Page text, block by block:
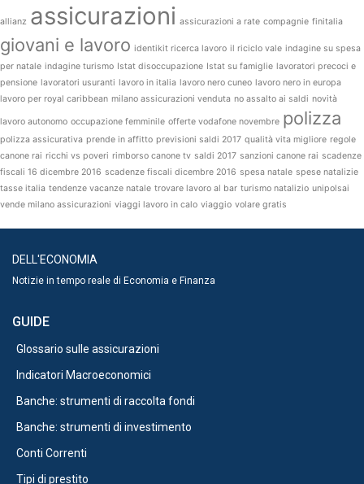
allianz assicurazioni assicurazioni a rate compagnie finitalia
giovani e lavoro identikit ricerca lavoro il riciclo vale indagine su spesa
per natale indagine turismo Istat disoccupazione Istat su famiglie lavoratori precoci e
pensione lavoratori usuranti lavoro in italia lavoro nero cuneo lavoro nero in europa
lavoro per royal caribbean milano assicurazioni venduta no assalto ai saldi novità
lavoro autonomo occupazione femminile offerte vodafone novembre polizza
polizza assicurativa prende in affitto previsioni saldi 2017 qualità vita migliore regole
canone rai ricchi vs poveri rimborso canone tv saldi 2017 sanzioni canone rai scadenze
fiscali 16 dicembre 2016 scadenze fiscali dicembre 2016 spesa natale spese natalizie
tasse italia tendenze vacanze natale trovare lavoro al bar turismo natalizio unipolsai
vende milano assicurazioni viaggi lavoro in calo viaggio volare gratis
DELL'ECONOMIA
Notizie in tempo reale di Economia e Finanza
GUIDE
Glossario sulle assicurazioni
Indicatori Macroeconomici
Banche: strumenti di raccolta fondi
Banche: strumenti di investimento
Conti Correnti
Tipi di prestito